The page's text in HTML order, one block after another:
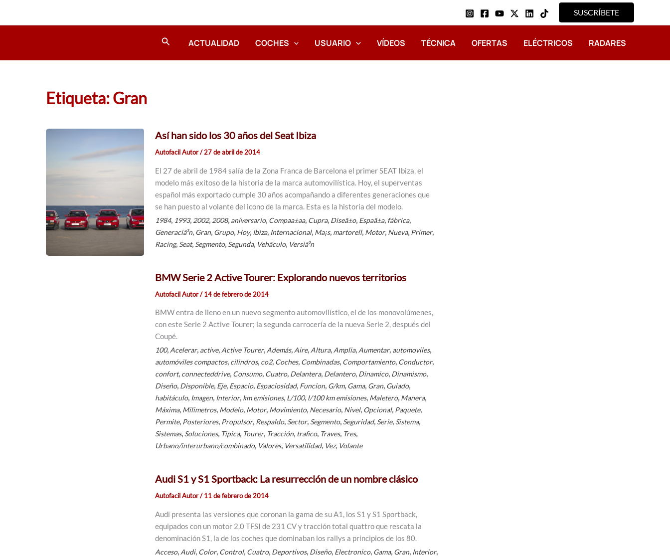
SUSCRÍBETE
Buscar ACTUALIDAD COCHES USUARIO VÍDEOS TÉCNICA OFERTAS ELÉCTRICOS RADARES
Etiqueta: Gran
Así han sido los 30 años del Seat Ibiza
Autofacil Autor/27 de abril de 2014
El 27 de abril de 1984 salía de la Zona Franca de Barcelona el primer SEAT Ibiza, el
modelo más exitoso de la historia de la marca automovilística. Hoy, el superventas
español más exportado cumple 30 años acompañando a diferentes generaciones que
se han puesto al volante del icono de la marca. Esta es la historia del modelo.
1984, 1993, 2002, 2008, aniversario, Compaa±a­a, Cupra, Diseã±o, Espaã±a, fábrica,
Generaciã³n, Gran, Grupo, Hoy, Ibiza, Internacional, Ma¡s, martorell, Motor, Nueva, Primer,
Racing, Seat, Segmento, Segunda, Vehã­culo, Versiã³n
BMW Serie 2 Active Tourer: Explorando nuevos territorios
Autofacil Autor/14 de febrero de 2014
BMW entra de lleno en un nuevo segmento automovilístico, el de los monovolúmenes,
con este Serie 2 Active Tourer; la segunda carrocería de la nueva Serie 2, después del
Coupé.
100, Acelerar, active, Active Tourer, Además, Aire, Altura, Amplia, Aumentar, automoviles,
automóviles compactos, cilindros, co2, Coches, Combinadas, Comportamiento, Conductor,
confort, connecteddrive, Consumo, Cuatro, Delantera, Delantero, Dinamico, Dinamismo,
Diseño, Disponible, Eje, Espacio, Espaciosidad, Funcion, G/km, Gama, Gran, Guiado,
habitáculo, Imagen, Interior, km emisiones, L/100, l/100 km emisiones, Maletero, Manera,
Máxima, Milimetros, Modelo, Motor, Movimiento, Necesario, Nivel, Opcional, Paquete,
Permite, Posteriores, Propulsor, Respaldo, Sector, Segmento, Seguridad, Serie, Sistema,
Sistemas, Soluciones, Tipica, Tourer, Tracción, trafico, Traves, Tres,
Urbano/interurbano/combinado, Valores, Versatilidad, Vez, Volante
Audi S1 y S1 Sportback: La resurrección de un nombre clásico
Autofacil Autor/11 de febrero de 2014
Audi presenta las versiones que coronan la gama de su A1, los S1 y S1 Sportback,
equipados con un motor 2.0 TFSI de 231 CV y tracción total quattro que rescata la
denominación S1, la de los coches que dominaban los rallys a principios de los 80.
Acceso, Audi, Color, Control, Cuatro, Deportivos, Diseño, Electronico, Gama, Gran, Interior,